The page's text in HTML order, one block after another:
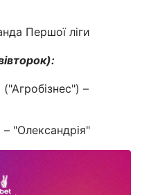
Першої ліги
–
"Олександрія"